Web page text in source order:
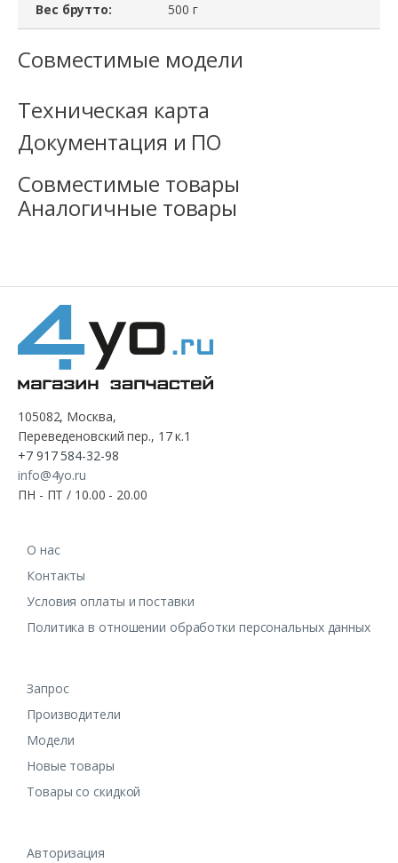
Вес брутто: 500 г
Совместимые модели
Техническая карта
Документация и ПО
Совместимые товары
Аналогичные товары
105082, Москва,
Переведеновский пер., 17 к.1
+7 917 584-32-98
info@4yo.ru
ПН - ПТ / 10.00 - 20.00
О нас
Контакты
Условия оплаты и поставки
Политика в отношении обработки персональных данных
Запрос
Производители
Модели
Новые товары
Товары со скидкой
Авторизация